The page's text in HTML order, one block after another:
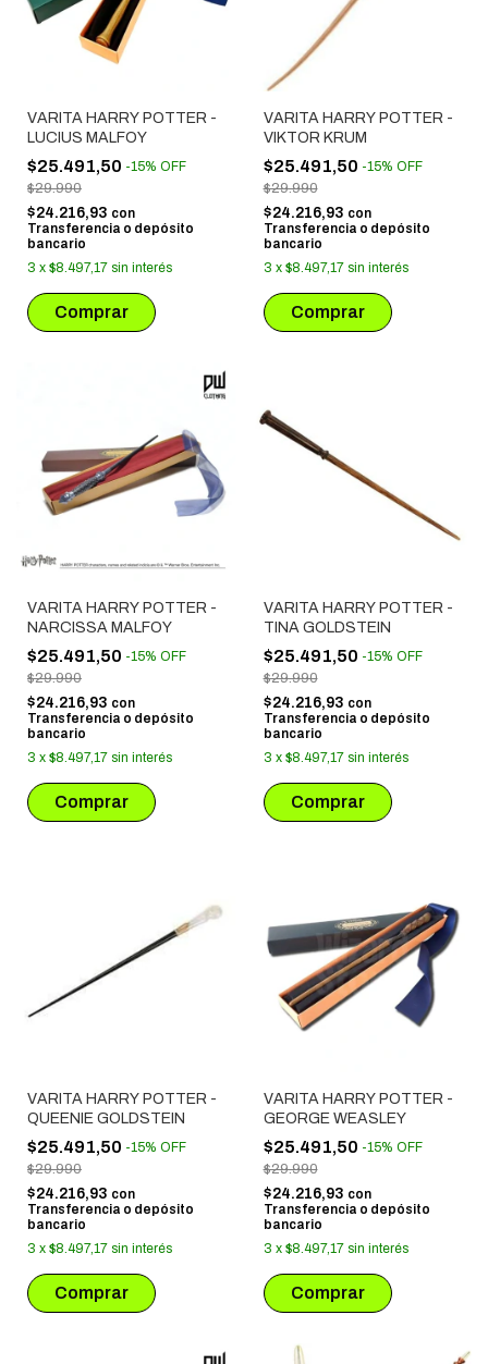
VARITA HARRY POTTER -
LUCIUS MALFOY
$25.491,50 -15% OFF
$29.990
$24.216,93 con
Transferencia o depósito
bancario
3 x $8.497,17 sin interés
VARITA HARRY POTTER -
VIKTOR KRUM
$25.491,50 -15% OFF
$29.990
$24.216,93 con
Transferencia o depósito
bancario
3 x $8.497,17 sin interés
VARITA HARRY POTTER -
NARCISSA MALFOY
$25.491,50 -15% OFF
$29.990
$24.216,93 con
Transferencia o depósito
bancario
3 x $8.497,17 sin interés
VARITA HARRY POTTER -
TINA GOLDSTEIN
$25.491,50 -15% OFF
$29.990
$24.216,93 con
Transferencia o depósito
bancario
3 x $8.497,17 sin interés
VARITA HARRY POTTER -
QUEENIE GOLDSTEIN
$25.491,50 -15% OFF
$29.990
$24.216,93 con
Transferencia o depósito
bancario
3 x $8.497,17 sin interés
VARITA HARRY POTTER -
GEORGE WEASLEY
$25.491,50 -15% OFF
$29.990
$24.216,93 con
Transferencia o depósito
bancario
3 x $8.497,17 sin interés